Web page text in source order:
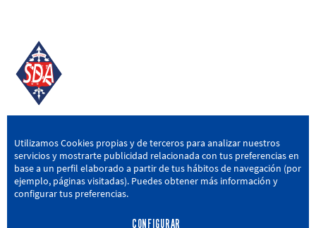
SD AMOREBIETA
San Miguel Kalea, 16, 48340 Amorebieta, Bizkaia
946 604 751 | sda@sdamorebieta.eus
Utilizamos Cookies propias y de terceros para analizar nuestros
servicios y mostrarte publicidad relacionada con tus preferencias en
base a un perfil elaborado a partir de tus hábitos de navegación (por
ejemplo, páginas visitadas). Puedes obtener más información y
configurar tus preferencias.
CONFIGURAR